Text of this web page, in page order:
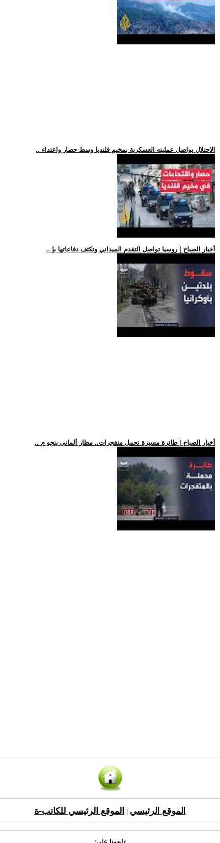
.. الاحتلال يواصل عمليته العسكرية بمخيم قلنديا وسط حصار واعتداء
.. أخبار الصباح | روسيا تواصل التقدم الميداني وتكثف دفاعاتها بإ
.. أخبار الصباح | طائرة مسيرة تحمل متفجرات.. مطار ألماني ينجو م
الموقع الرئيسي الموقع الرئيسي للكاتب-ة